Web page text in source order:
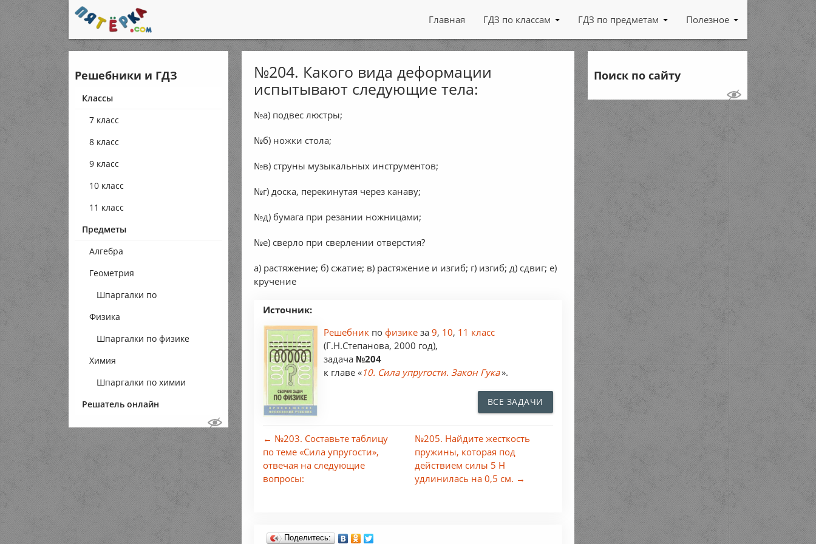
Главная ГДЗ по классам ГДЗ по предметам Полезное
Решебники и ГДЗ
Классы
7 класс
8 класс
9 класс
10 класс
11 класс
Предметы
Алгебра
Геометрия
Шпаргалки по
геометрии
Физика
Шпаргалки по физике
Химия
Шпаргалки по химии
Решатель онлайн
№204. Какого вида деформации
испытывают следующие тела:
№а) подвес люстры;
№б) ножки стола;
№в) струны музыкальных инструментов;
№г) доска, перекинутая через канаву;
№д) бумага при резании ножницами;
№е) сверло при сверлении отверстия?
а) растяжение; б) сжатие; в) растяжение и изгиб; г) изгиб; д) сдвиг; е)
кручение
Источник:
Решебник пофизикеза9, 10, 11 класс
(Г.Н.Степанова, 2000 год),
задача №204
к главе «10. Сила упругости. Закон Гука».
ВСЕ ЗАДАЧИ
← №203. Составьте таблицу
по теме «Сила упругости»,
отвечая на следующие
вопросы:
№205. Найдите жесткость
пружины, которая под
действием силы 5 Н
удлинилась на 0,5 см. →
Поделитесь:
Поиск по сайту